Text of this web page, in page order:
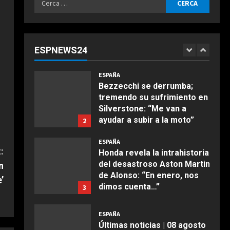
ESPNEWS24
1
NBA se mofan de la WNBA al
elegibles en el draft
Agosto 8, 2026
2
ESPAÑA
Bezzecchi se derrumba;
tremendo su sufrimiento en
Silverstone: “Me van a
ayudar a subir a la moto”
3
ESPAÑA
Honda revela la intrahistoria
del desastroso Aston Martin
de Alonso: “En enero, nos
dimos cuenta…”
ESPAÑA
Últimas noticias | 08 agosto
COCINA
Ensalada de espinacas
deliciosa
Maggio 28, 2026
Boquerones fritos en
freidora de aire
Aprile 24, 2026
Buñuelos de alcachofas
Aprile 5, 2026